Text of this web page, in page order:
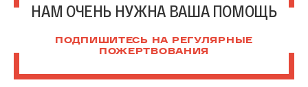
НАМ ОЧЕНЬ НУЖНА ВАША ПОМОЩЬ
ПОДПИШИТЕСЬ НА РЕГУЛЯРНЫЕ
ПОЖЕРТВОВАНИЯ